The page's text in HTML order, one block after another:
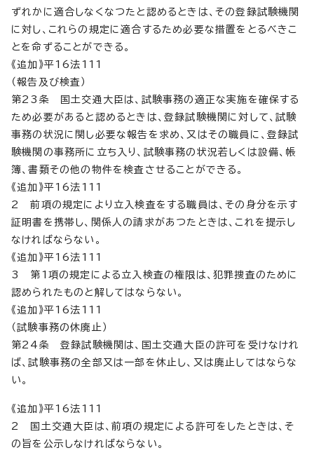
ずれかに適合しなくなつたと認めるときは、その登録試験機関
に対し、これらの規定に適合するため必要な措置をとるべきこ
とを命ずることができる。
《追加》平16法111
（報告及び検査）
第23条 国土交通大臣は、試験事務の適正な実施を確保する
ため必要があると認めるときは、登録試験機関に対して、試験
事務の状況に関し必要な報告を求め、又はその職員に、登録試
験機関の事務所に立ち入り、試験事務の状況若しくは設備、帳
簿、書類その他の物件を検査させることができる。
《追加》平16法111
2 前項の規定により立入検査をする職員は、その身分を示す
証明書を携帯し、関係人の請求があつたときは、これを提示し
なければならない。
《追加》平16法111
3 第1項の規定による立入検査の権限は、犯罪捜査のために
認められたものと解してはならない。
《追加》平16法111
（試験事務の休廃止）
第24条 登録試験機関は、国土交通大臣の許可を受けなけれ
ば、試験事務の全部又は一部を休止し、又は廃止してはならな
い。
《追加》平16法111
2 国土交通大臣は、前項の規定による許可をしたときは、そ
の旨を公示しなければならない。